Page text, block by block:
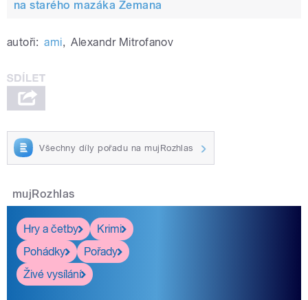
na starého mazáka Zemana
autoři: ami, Alexandr Mitrofanov
Všechny díly pořadu na mujRozhlas
mujRozhlas
Hry a četby
Krimi
Pohádky
Pořady
Živé vysílání